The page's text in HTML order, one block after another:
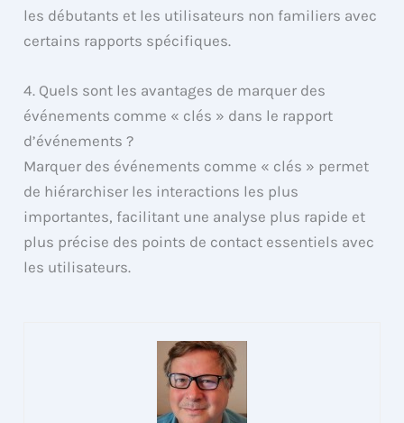
les débutants et les utilisateurs non familiers avec
certains rapports spécifiques.
4. Quels sont les avantages de marquer des
événements comme « clés » dans le rapport
d’événements ?
Marquer des événements comme « clés » permet
de hiérarchiser les interactions les plus
importantes, facilitant une analyse plus rapide et
plus précise des points de contact essentiels avec
les utilisateurs.